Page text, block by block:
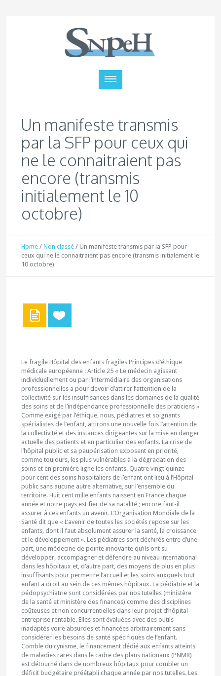
Un manifeste transmis
par la SFP pour ceux qui
ne le connaitraient pas
encore (transmis
initialement le 10
octobre)
Home /Non classé /Un manifeste transmis par la SFP pour
ceux qui ne le connaitraient pas encore (transmis initialement le
10 octobre)
Le fragile Hôpital des enfants fragiles Principes d’éthique
médicale européenne : Article 25 « Le médecin agissant
individuellement ou par l’intermédiaire des organisations
professionnelles a pour devoir d’attirer l’attention de la
collectivité sur les insuffisances dans les domaines de la qualité
des soins et de l’indépendance professionnelle des praticiens »
Comme exigé par l’éthique, nous, pédiatres et soignants
spécialistes de l’enfant, attirons une nouvelle fois l’attention de
la collectivité et des instances dirigeantes sur la mise en danger
actuelle des patients et en particulier des enfants. La crise de
l’hôpital public et sa paupérisation exposent en priorité,
comme toujours, les plus vulnérables à la dégradation des
soins et en première ligne les enfants. Quatre vingt quinze
pour cent des soins hospitaliers de l’enfant ont lieu à l’Hôpital
public sans aucune autre alternative, sur l’ensemble du
territoire. Huit cent mille enfants naissent en France chaque
année et notre pays est fier de sa natalité ; encore faut-il
assurer à ces enfants un avenir. L’Organisation Mondiale de la
Santé dit que « L’avenir de toutes les sociétés repose sur les
enfants, dont il faut absolument assurer la santé, la croissance
et le développement ». Les pédiatres sont déchirés entre d’une
part, une médecine de pointe innovante qu’ils ont su
développer, accompagner et défendre au niveau international
dans les hôpitaux et, d’autre part, des moyens de plus en plus
insuffisants pour permettre l’accueil et les soins auxquels tout
enfant a droit au sein de ces mêmes hôpitaux. La pédiatrie et la
pédopsychiatrie sont considérées par nos tutelles (ministère
de la santé et ministère des finances) comme des disciplines
coûteuses et non concurrentielles dans leur projet d’hôpital-
entreprise rentable. Elles sont évaluées avec des outils
inadaptés voire absurdes et financées arbitrairement sans
considérer les besoins de santé spécifiques de l’enfant.
Comble du cynisme, le financement dédié aux enfants atteints
de maladies rares dans le cadre des plans nationaux (PNMR)
est détourné dans de nombreux hôpitaux pour combler un
déficit budgétaire préétabli chaque année par nos tutelles. Les